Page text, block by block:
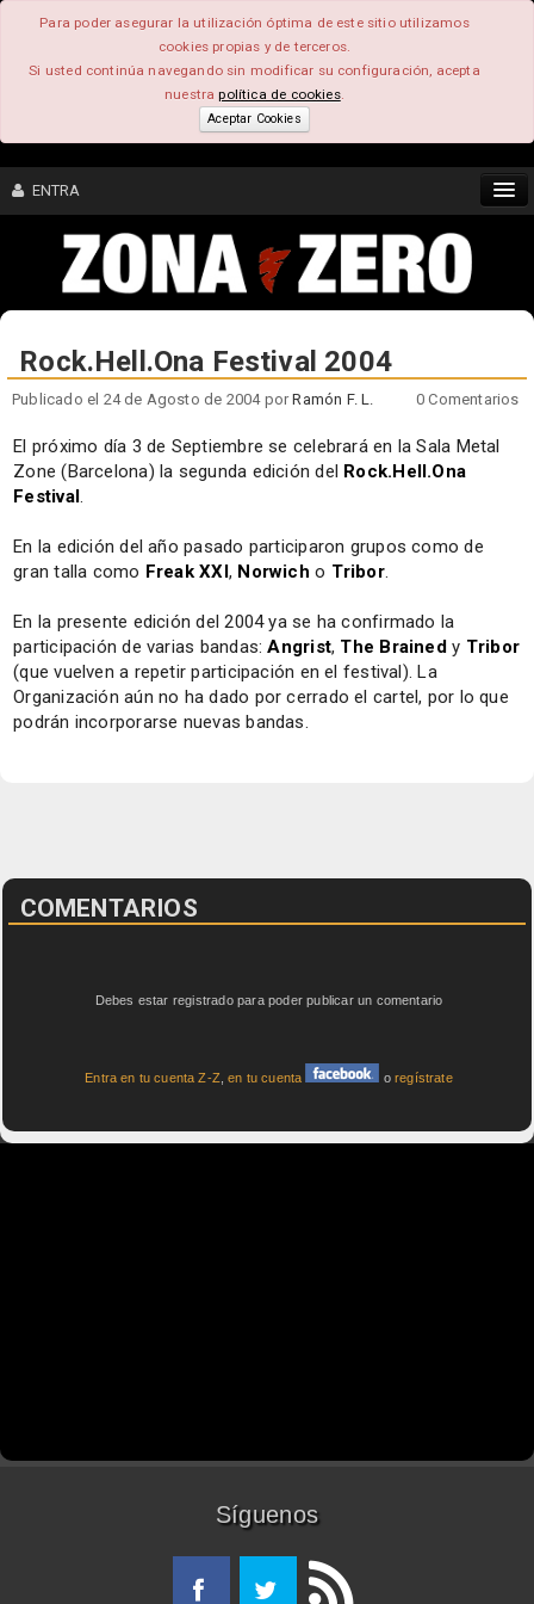
Para poder asegurar la utilización óptima de este sitio utilizamos
cookies propias y de terceros.
Si usted continúa navegando sin modificar su configuración, acepta
nuestrapolítica de cookies.
Aceptar Cookies
ENTRA
CONTENIDO
COMUNIDAD
FEEEDBACK
FOROS
Rock.Hell.Ona Festival 2004
Publicado el 24 de Agosto de 2004 porRamón F. L. 0 Comentarios
El próximo día 3 de Septiembre se celebrará en la Sala Metal
Zone (Barcelona) la segunda edición del Rock.Hell.Ona
Festival.
En la edición del año pasado participaron grupos como de
gran talla como Freak XXI, Norwich o Tribor.
En la presente edición del 2004 ya se ha confirmado la
participación de varias bandas:Angrist, The Brainedy Tribor
(que vuelven a repetir participación en el festival). La
Organización aún no ha dado por cerrado el cartel, por lo que
podrán incorporarse nuevas bandas.
COMENTARIOS
Debes estar registrado para poder publicar un comentario
Entra en tu cuenta Z-Z ,en tu cuenta oregístrate
Síguenos